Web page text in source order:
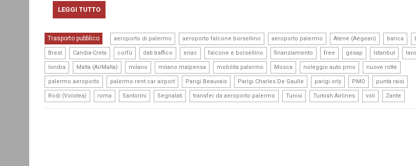
LEGGI TUTTO
Trasporto pubblico aeroporto di palermo aeroporto falcone borsellino aeroporto palermo Atene (Aegean) banca
Brest Candia-Creta corfù dati traffico enac falcone e borsellino finanziamento free gesap Istanbul
londra Malta (AirMalta) milano milano malpensa mobilita palermo Mosca noleggio auto pmo nuove rotte
palermo aeroporto palermo rent car airport Parigi Beauvais Parigi Charles De Gaulle parigi orly PMO punta raisi
Rodi (Volotea) roma Santorini Segnalati transfer da aeroporto palermo Tunisi Turkish Airlines voli Zante